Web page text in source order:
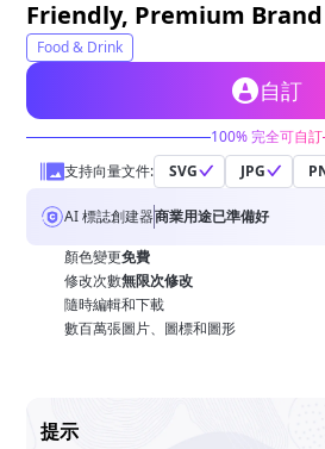
Friendly, Premium
Food & Drink
自訂
100% 完全可自訂
支持向量文件:
SVG JPG
AI 標誌創建器商業用途已準備好
顏色變更免費
修改次數無限次修改
隨時編輯和下載
數百萬張圖片、圖標和圖形
提示